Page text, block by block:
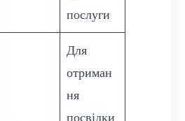
послуги
Для
отриман
ня
посвідки